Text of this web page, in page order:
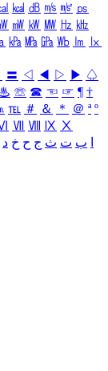
㎉ ㏈ ㎧ ㎨ ㎰
㎽ ㎾ ㎿ ㎐ ㎑
㎪ ㎫ ㎬ ㏝ ㏐
㏓
〓 ◁ ◀ ▷ ▶ ♤
☏ ☎ ☜ ☞ ¶ †
℡ ＃ ＆ ＊ ＠ ª º
Ⅶ Ⅷ Ⅸ Ⅹ
ب ت ث ج ح خ د